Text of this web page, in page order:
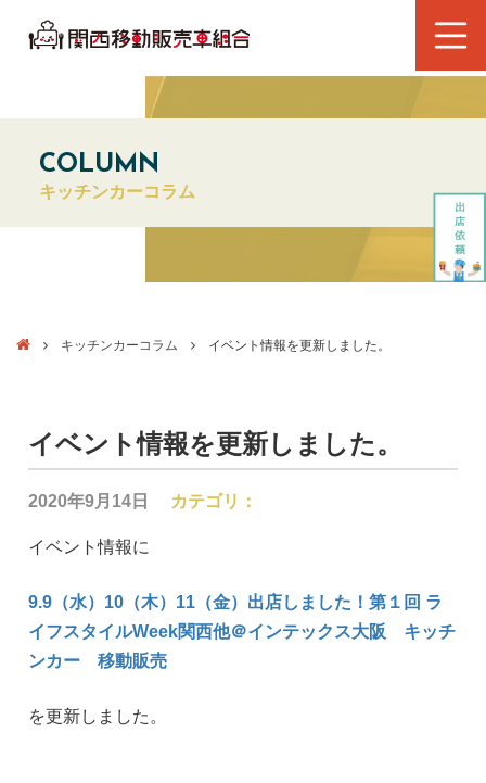
COLUMN
キッチンカーコラム
キッチンカーコラム イベント情報を更新しました。
イベント情報を更新しました。
2020年9月14日 カテゴリ：
イベント情報に
9.9（水）10（木）11（金）出店しました！第１回 ラ
イフスタイルWeek関西他＠インテックス大阪 キッチ
ンカー 移動販売
を更新しました。